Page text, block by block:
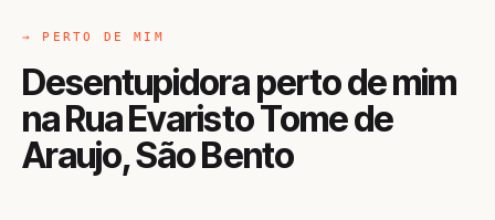
→ PERTO DE MIM
Desentupidora perto de mim
na Rua Evaristo Tome de
Araujo, São Bento